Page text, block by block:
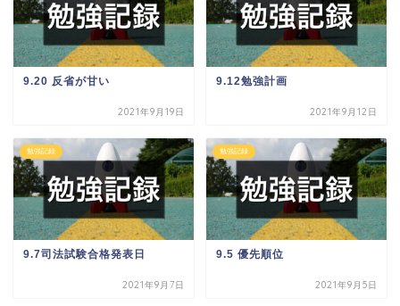
9.20 反省が甘い
2021年9月19日
9.12勉強計画
2021年9月12日
勉強記録
9.7司法試験合格発表日
2021年9月7日
勉強記録
9.5 優先順位
2021年9月5日